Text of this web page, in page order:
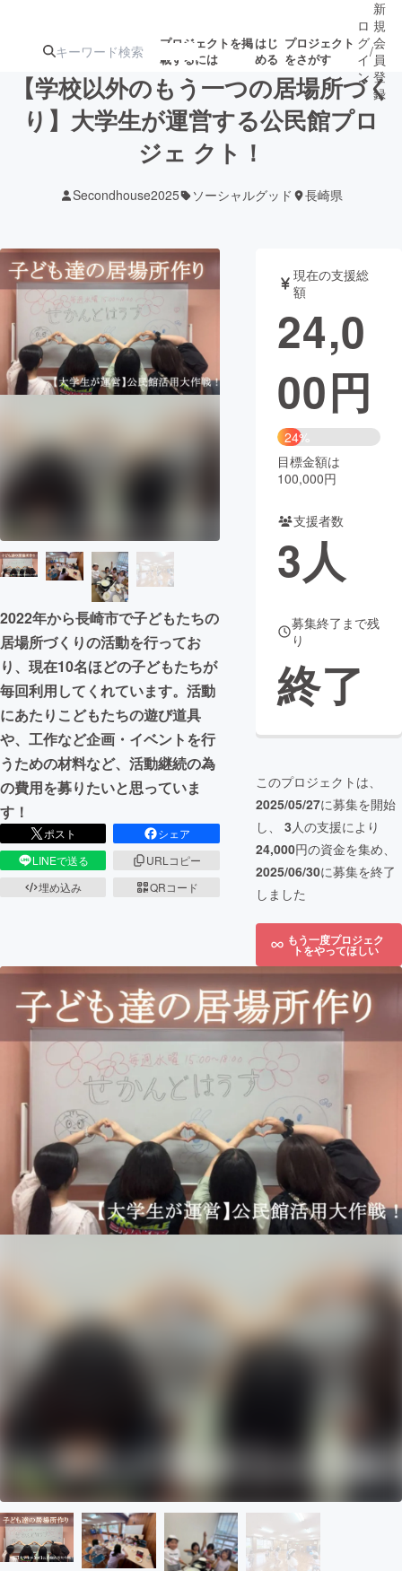
プロジェクトを掲
載するには
はじ
める
プロジェクト
をさがす
注目の新着プロ
募集終了が近いプ
テクノロジー・ガジェット
映像・映画 書籍・雑誌
ビジネス・起業 チャレンジ
まちづくり・地域活性化
CAMPFIRE Creation
コミュニティ
ロ
グ
イ
ン
/
新
規
会
員
登
録
【学校以外のもう一つの居場所づく
り】大学生が運営する公民館プロ
ジェ クト！
Secondhouse2025 ソーシャルグッド 長崎県
2022年から長崎市で子どもたちの
居場所づくりの活動を行ってお
り、現在10名ほどの子どもたちが
毎回利用してくれています。活動
にあたりこどもたちの遊び道具
や、工作など企画・イベントを行
うための材料など、活動継続の為
の費用を募りたいと思っていま
す！
ポスト
シェア
LINEで送る
URLコピー
埋め込み
QRコード
現在の支援総
額
24,0
00円
24%
目標金額は
100,000円
支援者数
3人
募集終了まで残
り
終了
このプロジェクトは、
2025/05/27に募集を開始
し、 3人の支援により
24,000円の資金を集め、
2025/06/30に募集を終了
しました
もう一度プロジェク
トをやってほしい